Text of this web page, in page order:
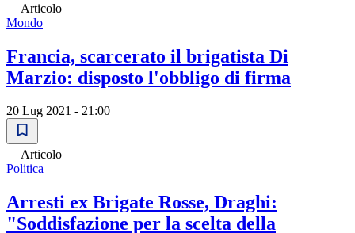
Articolo
Mondo
Francia, scarcerato il brigatista Di
Marzio: disposto l'obbligo di firma
20 Lug 2021 - 21:00
Articolo
Politica
Arresti ex Brigate Rosse, Draghi:
"Soddisfazione per la scelta della